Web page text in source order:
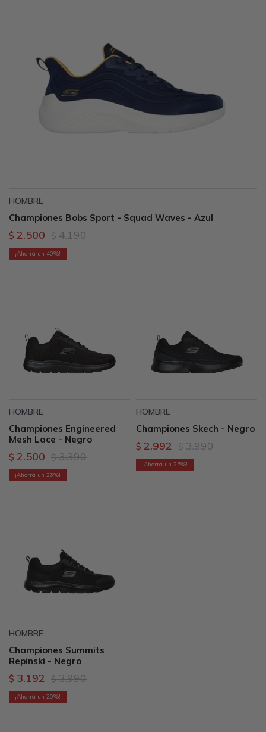
HOMBRE
Championes Bobs Sport - Squad Waves - Azul
$ 2.500 $ 4.190
40
HOMBRE
Championes Engineered
Mesh Lace - Negro
$ 2.500 $ 3.390
26
HOMBRE
Championes Skech - Negro
$ 2.992 $ 3.990
25
HOMBRE
Championes Summits
Repinski - Negro
$ 3.192 $ 3.990
20